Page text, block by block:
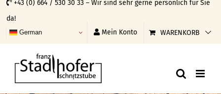
Skip
to
content
+43 (0) 664 / 530 30 33 – Wir sind sehr gerne persönlich für Sie
da!
German Mein Konto WARENKORB